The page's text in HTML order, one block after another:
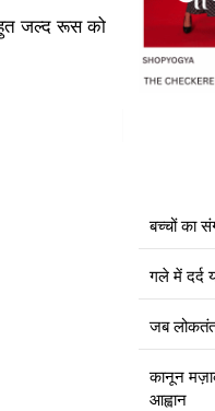
जल्द रूस को
बच्चों का
गले में दर्द
जब
कानून
आह्वान